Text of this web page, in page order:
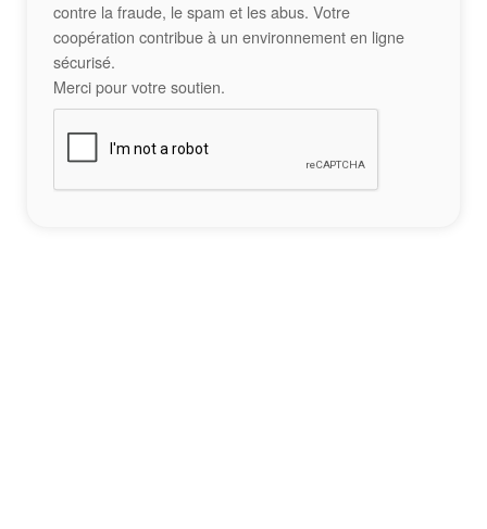
contre la fraude, le spam et les abus. Votre
coopération contribue à un environnement en ligne
sécurisé.
Merci pour votre soutien.